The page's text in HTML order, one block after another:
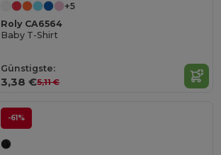
+5
Roly CA6564
Baby T-Shirt
Günstigste:
3,38 €5,11 €
-61%